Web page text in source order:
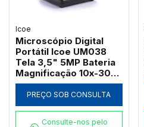
Icoe
Microscópio Digital
Portátil Icoe UM038
Tela 3,5" 5MP Bateria
Magnificação 10x-300x
e Iluminação LED
PREÇO SOB CONSULTA
Consulte-nos pelo